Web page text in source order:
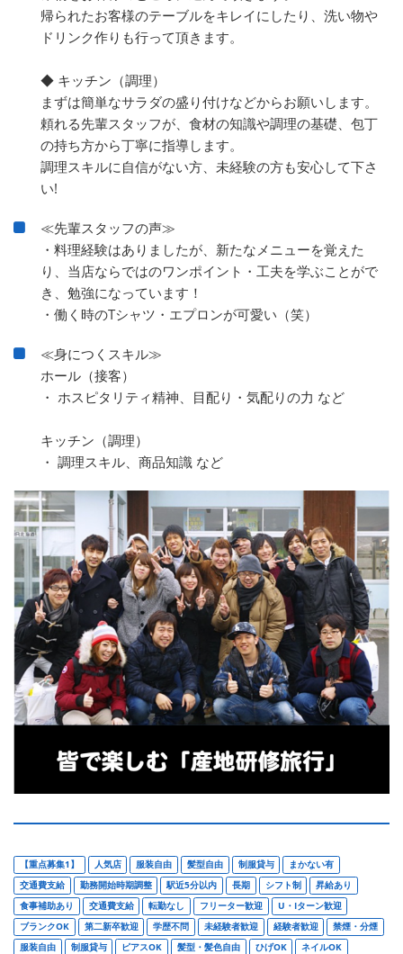
帰られたお客様のテーブルをキレイにしたり、洗い物や
ドリンク作りも行って頂きます。
◆ キッチン（調理）
まずは簡単なサラダの盛り付けなどからお願いします。
頼れる先輩スタッフが、食材の知識や調理の基礎、包丁
の持ち方から丁寧に指導します。
調理スキルに自信がない方、未経験の方も安心して下さ
い!
≪先輩スタッフの声≫
・料理経験はありましたが、新たなメニューを覚えた
り、当店ならではのワンポイント・工夫を学ぶことがで
き、勉強になっています！
・働く時のTシャツ・エプロンが可愛い（笑）
≪身につくスキル≫
ホール（接客）
・ ホスピタリティ精神、目配り・気配りの力 など
キッチン（調理）
・ 調理スキル、商品知識 など
【重点募集1】 人気店 服装自由 髪型自由 制服貸与
まかない有
交通費支給
勤務開始時期調整 駅近5分以内 長期 シフト制
昇給あり
食事補助あり
交通費支給 転勤なし フリーター歓迎
U・Iターン歓迎
ブランクOK
第二新卒歓迎 学歴不問 未経験者歓迎 経験者歓迎
禁煙・分煙
服装自由
制服貸与 ピアスOK 髪型・髪色自由 ひげOK
ネイルOK